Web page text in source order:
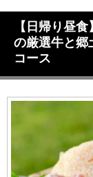
【日帰り昼
の厳選牛と
コース